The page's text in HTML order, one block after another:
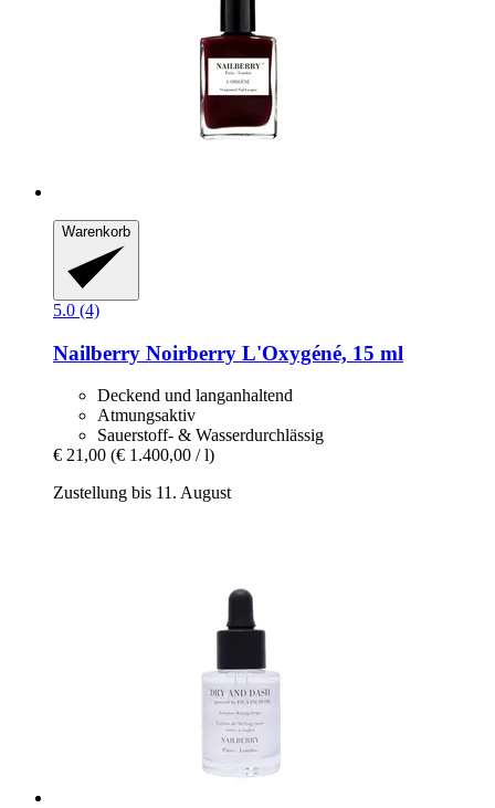
Warenkorb
5.0 (4)
Nailberry Noirberry L'Oxygéné, 15 ml
Deckend und langanhaltend
Atmungsaktiv
Sauerstoff- & Wasserdurchlässig
€ 21,00 (€ 1.400,00 / l)
Zustellung bis 11. August